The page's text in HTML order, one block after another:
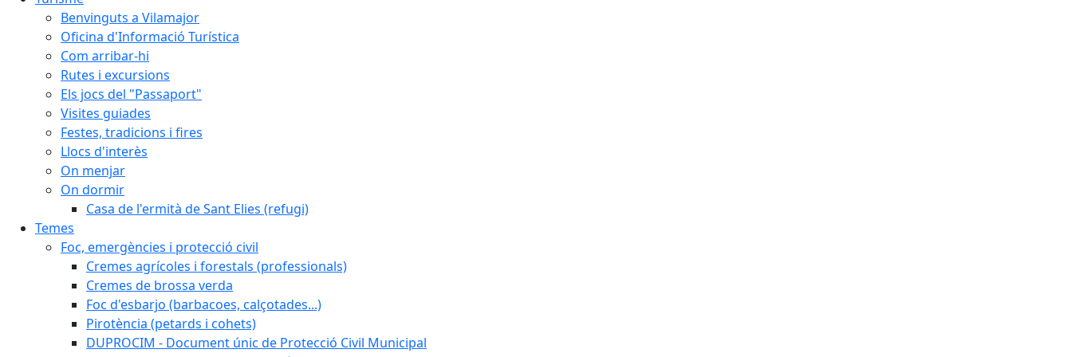
Benvinguts a Vilamajor
Oficina d'Informació Turística
Com arribar-hi
Rutes i excursions
Els jocs del "Passaport"
Visites guiades
Festes, tradicions i fires
Llocs d'interès
On menjar
On dormir
Casa de l'ermità de Sant Elies (refugi)
Temes
Foc, emergències i protecció civil
Cremes agrícoles i forestals (professionals)
Cremes de brossa verda
Foc d'esbarjo (barbacoes, calçotades...)
Pirotència (petards i cohets)
DUPROCIM - Document únic de Protecció Civil Municipal